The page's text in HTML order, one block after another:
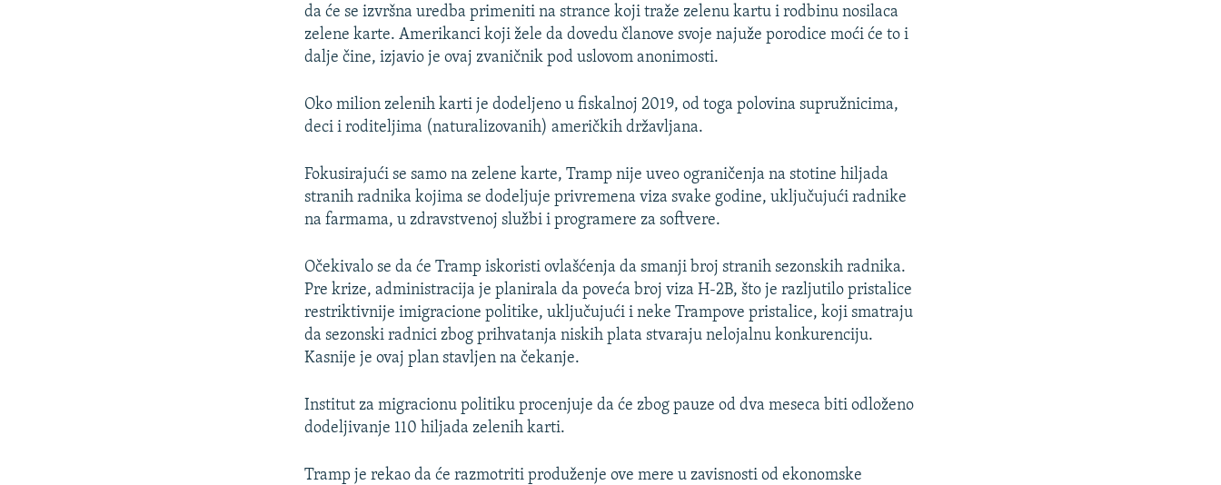
da će se izvršna uredba primeniti na strance koji traže zelenu kartu i rodbinu nosilaca
zelene karte. Amerikanci koji žele da dovedu članove svoje najuže porodice moći će to i
dalje čine, izjavio je ovaj zvaničnik pod uslovom anonimosti.
Oko milion zelenih karti je dodeljeno u fiskalnoj 2019, od toga polovina supružnicima,
deci i roditeljima (naturalizovanih) američkih državljana.
Fokusirajući se samo na zelene karte, Tramp nije uveo ograničenja na stotine hiljada
stranih radnika kojima se dodeljuje privremena viza svake godine, uključujući radnike
na farmama, u zdravstvenoj službi i programere za softvere.
Očekivalo se da će Tramp iskoristi ovlašćenja da smanji broj stranih sezonskih radnika.
Pre krize, administracija je planirala da poveća broj viza H-2B, što je razljutilo pristalice
restriktivnije imigracione politike, uključujući i neke Trampove pristalice, koji smatraju
da sezonski radnici zbog prihvatanja niskih plata stvaraju nelojalnu konkurenciju.
Kasnije je ovaj plan stavljen na čekanje.
Institut za migracionu politiku procenjuje da će zbog pauze od dva meseca biti odloženo
dodeljivanje 110 hiljada zelenih karti.
Tramp je rekao da će razmotriti produženje ove mere u zavisnosti od ekonomske